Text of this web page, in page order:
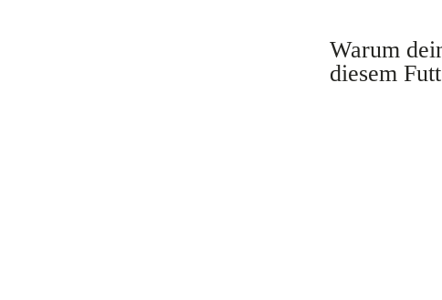
Warum
diesem